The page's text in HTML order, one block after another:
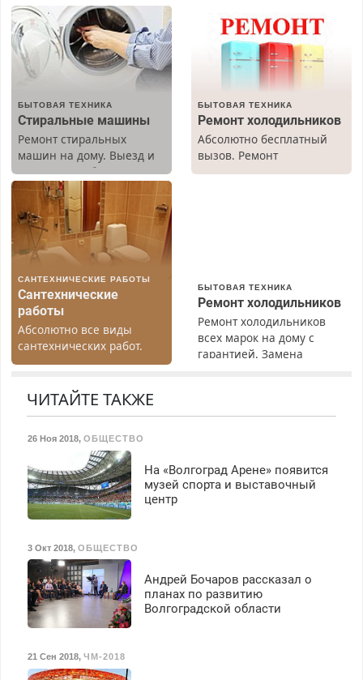
БЫТОВАЯ ТЕХНИКА
Стиральные машины
Ремонт стиральных
машин на дому. Выезд и
диагностика бесплатно.
Предусмотрены скидки.
БЫТОВАЯ ТЕХНИКА
Ремонт холодильников
Абсолютно бесплатный
вызов. Ремонт
холодильников всех
САНТЕХНИЧЕСКИЕ РАБОТЫ
Сантехнические
работы
Абсолютно все виды
сантехнических работ.
Быстро. Качественно.
БЫТОВАЯ ТЕХНИКА
Ремонт холодильников
Ремонт холодильников
всех марок на дому с
гарантией. Замена
Вызов бесплатный.
ЧИТАЙТЕ ТАКЖЕ
26 Ноя 2018, ОБЩЕСТВО
На «Волгоград Арене» появится
музей спорта и выставочный
центр
3 Окт 2018, ОБЩЕСТВО
Андрей Бочаров рассказал о
планах по развитию
Волгоградской области
21 Сен 2018, ЧМ-2018